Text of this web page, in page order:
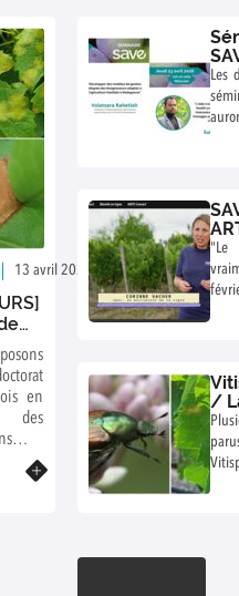
: AJ
13 avril 2026 Rédaction : FD
en
en
des
et
de
et
Les
31
ARTE
/
de